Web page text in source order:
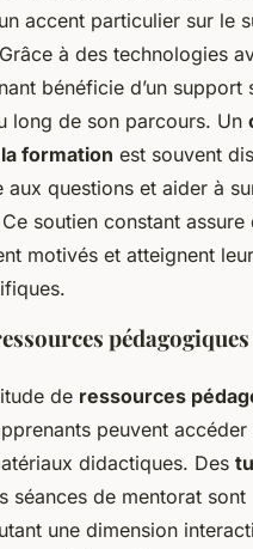
accent particulier sur le
à des technologies
bénéficie d’un support
long de son parcours. Un
formation est souvent
aux questions et aider à
soutien constant assure
motivés et atteignent
pédagogiques
de ressources
peuvent accéder
didactiques. Des
séances de mentorat sont
une dimension